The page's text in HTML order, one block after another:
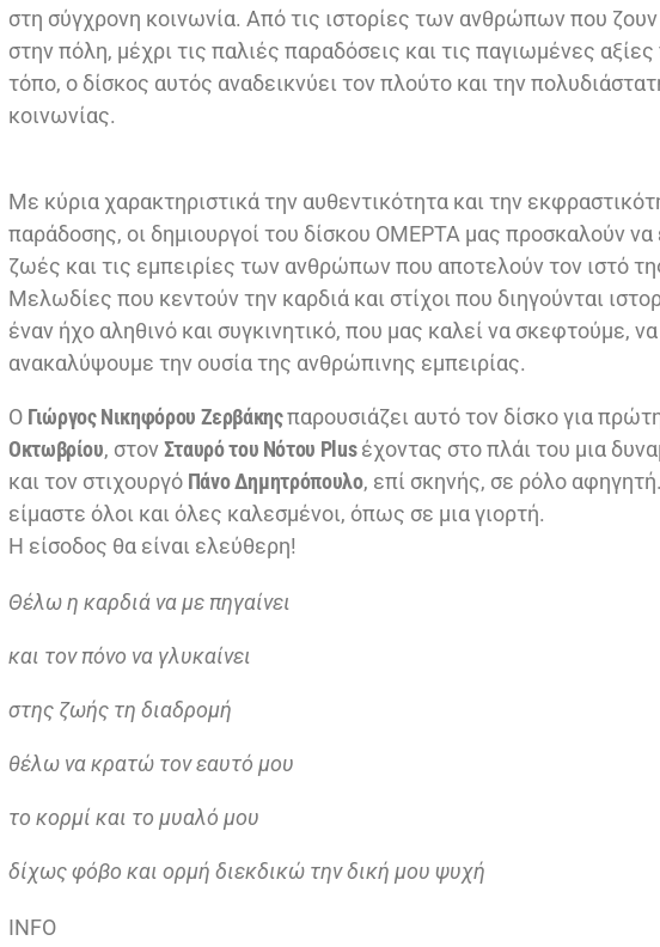
στη σύγχρονη κοινωνία. Από τις ιστορίες των ανθρώπων που ζουν
στην πόλη, μέχρι τις παλιές παραδόσεις και τις παγιωμένες
τόπο, ο δίσκος αυτός αναδεικνύει τον πλούτο και την
κοινωνίας.
Με κύρια χαρακτηριστικά την αυθεντικότητα και την
παράδοσης, οι δημιουργοί του δίσκου ΟΜΕΡΤΑ μας προσκαλούν να
ζωές και τις εμπειρίες των ανθρώπων που αποτελούν τον ιστό
Μελωδίες που κεντούν την καρδιά και στίχοι που διηγούνται
έναν ήχο αληθινό και συγκινητικό, που μας καλεί να σκεφτούμε,
ανακαλύψουμε την ουσία της ανθρώπινης εμπειρίας.
Ο Γιώργος Νικηφόρου Ζερβάκηςπαρουσιάζει αυτό τον δίσκο για
Οκτωβρίου, στονΣταυρό του Νότου Plusέχοντας στο πλάι του μια
και τον στιχουργό Πάνο Δημητρόπουλο, επί σκηνής, σε ρόλο
είμαστε όλοι και όλες καλεσμένοι, όπως σε μια γιορτή.
Η είσοδος θα είναι ελεύθερη!
Θέλω η καρδιά να με πηγαίνει
και τον πόνο να γλυκαίνει
στης ζωής τη διαδρομή
θέλω να κρατώ τον εαυτό μου
το κορμί και το μυαλό μου
δίχως φόβο και ορμή διεκδικώ την δική μου ψυχή
ΙNFO